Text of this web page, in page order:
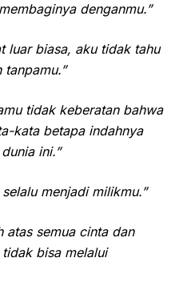
denganmu.”
luar biasa, aku tidak tahu
tidak keberatan bahwa
kata betapa indahnya
ini.”
menjadi milikmu.”
atas semua cinta dan
bisa melalui